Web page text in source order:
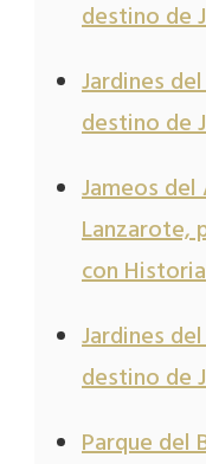
destino de
Jardines
destino de
Jameos del
Lanzarote,
con Historia
Jardines
destino de
Parque del